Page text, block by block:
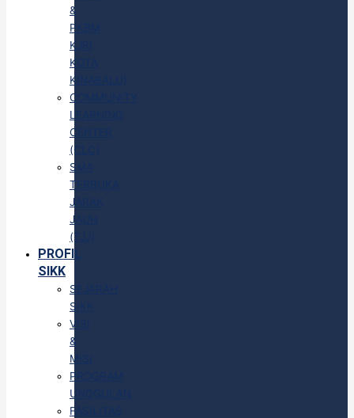
&
PKBM
KJRI
KOTA
KINABALU)
COMMUNITY
LEARNING
CENTER
(CLC)
SMA
TERBUKA
JARAK
JAUH
(TJJ)
PROFIL
SIKK
SEJARAH
SIKK
VISI
&
MISI
PROGRAM
UNGGULAN
FASILITAS